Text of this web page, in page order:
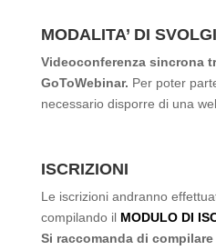
MODALITA’ DI
Videoconferenza sincrona
GoToWebinar. Per poter
necessario disporre di una
ISCRIZIONI
Le iscrizioni andranno
compilando il MODULO DI
Si raccomanda di